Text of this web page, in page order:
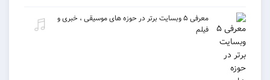
معرفی ۵ وبسایت برتر در حوزه های موسیقی ، خبری و
فیلم